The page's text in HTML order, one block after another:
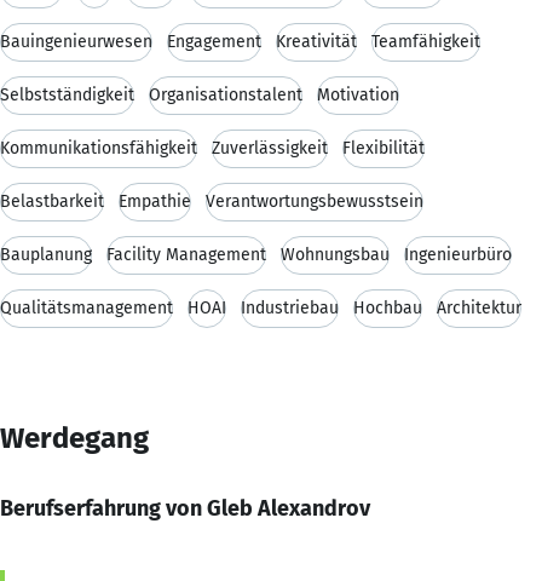
Bauingenieurwesen Engagement Kreativität Teamfähigkeit
Selbstständigkeit Organisationstalent Motivation
Kommunikationsfähigkeit Zuverlässigkeit Flexibilität
Belastbarkeit Empathie Verantwortungsbewusstsein
Bauplanung Facility Management Wohnungsbau Ingenieurbüro
Qualitätsmanagement HOAI Industriebau Hochbau Architektur
Werdegang
Berufserfahrung von Gleb Alexandrov